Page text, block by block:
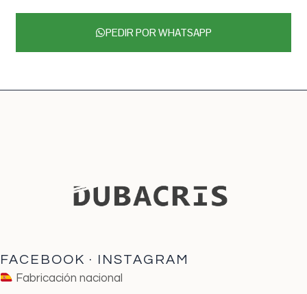
PEDIR POR WHATSAPP
FACEBOOK · INSTAGRAM
Fabricación nacional